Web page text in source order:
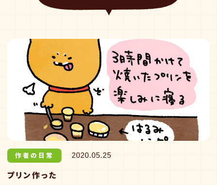
作者の日常 2020.05.25
プリン作った